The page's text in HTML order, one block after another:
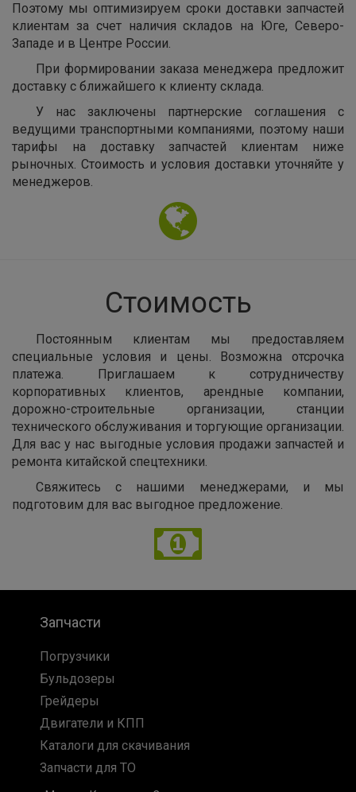
Поэтому мы оптимизируем сроки доставки запчастей
клиентам за счет наличия складов на Юге, Северо-
Западе и в Центре России.
При формировании заказа менеджера предложит
доставку с ближайшего к клиенту склада.
У нас заключены партнерские соглашения с
ведущими транспортными компаниями, поэтому наши
тарифы на доставку запчастей клиентам ниже
рыночных. Стоимость и условия доставки уточняйте у
менеджеров.
Стоимость
Постоянным клиентам мы предоставляем
специальные условия и цены. Возможна отсрочка
платежа. Приглашаем к сотрудничеству
корпоративных клиентов, арендные компании,
дорожно-строительные организации, станции
технического обслуживания и торгующие организации.
Для вас у нас выгодные условия продажи запчастей и
ремонта китайской спецтехники.
Свяжитесь с нашими менеджерами, и мы
подготовим для вас выгодное предложение.
Запчасти
Погрузчики
Бульдозеры
Грейдеры
Двигатели и КПП
Каталоги для скачивания
Запчасти для ТО